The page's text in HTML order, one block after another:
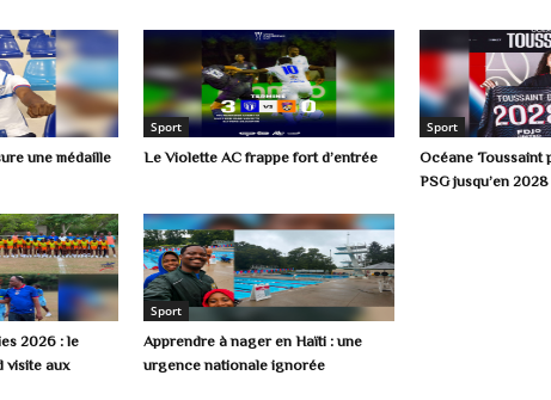
une médaille
Sport
Le Violette AC frappe fort d’entrée
Sport
Océane Toussaint
PSG jusqu’en 2028
2026 : le
visite aux
Sport
Apprendre à nager en Haïti : une
urgence nationale ignorée